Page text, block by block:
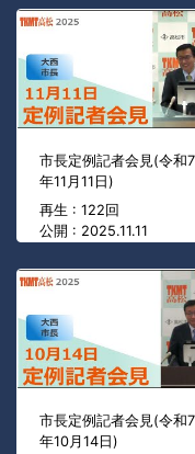
市長定例記者会見(令和7
年11月11日)
再生 : 122回
公開 : 2025.11.11
市長定例記者会見(令和7
年10月14日)